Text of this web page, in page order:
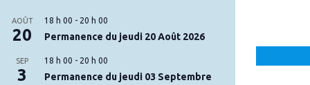
AOÛT
20
18 h 00 - 20 h 00
Permanence du jeudi 20 Août 2026
SEP
3
18 h 00 - 20 h 00
Permanence du jeudi 03 Septembre